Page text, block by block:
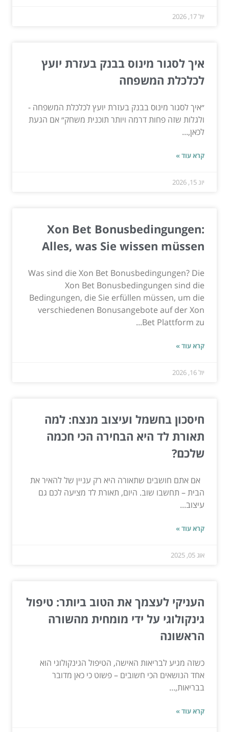
יול 17, 2026
איך לסגור מינוס בבנק בעזרת יועץ
לכלכלת המשפחה
״איך לסגור מינוס בבנק בעזרת יועץ לכלכלת המשפחה -
ולגלות שזה פחות דרמה ויותר תוכנית משחק״ אם הגעת
לכאן,...
קרא עוד »
יונ 15, 2026
Xon Bet Bonusbedingungen:
Alles, was Sie wissen müssen
Was sind die Xon Bet Bonusbedingungen? Die
Xon Bet Bonusbedingungen sind die
Bedingungen, die Sie erfüllen müssen, um die
verschiedenen Bonusangebote auf der Xon
Bet Plattform zu...
קרא עוד »
יול 16, 2026
חיסכון בחשמל ועיצוב מנצח: למה
תאורת לד היא הבחירה הכי חכמה
שלכם?
אם אתם חושבים שתאורה היא רק עניין של להאיר את
הבית – תחשבו שוב. היום, תאורת לד מציעה לכם גם
עיצוב...
קרא עוד »
אוג 05, 2025
העניקי לעצמך את הטוב ביותר: טיפול
גינקולוגי על ידי מומחית מהשורה
הראשונה
כשזה מגיע לבריאות האישה, הטיפול הגינקולוגי הוא
אחד הנושאים הכי חשובים – פשוט כי כאן מדובר
בבריאות,...
קרא עוד »